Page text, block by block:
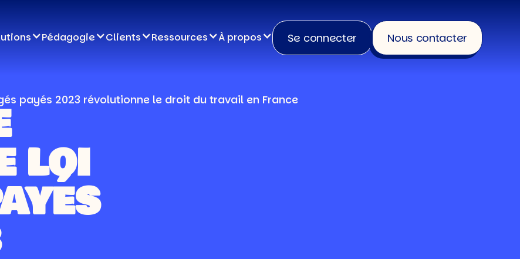
Pédagogie Clients Ressources À propos Se connecter Nous contacter
payés 2023 révolutionne le droit du travail en France
LOI